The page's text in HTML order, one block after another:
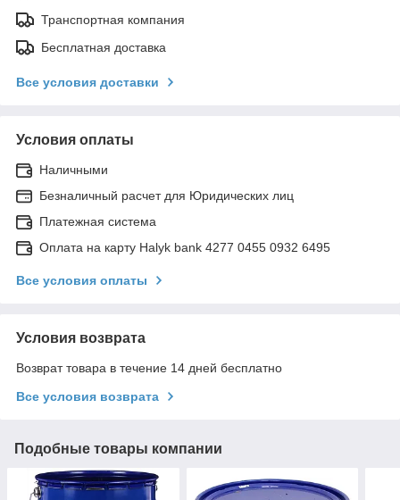
Транспортная компания
Бесплатная доставка
Все условия доставки
Условия оплаты
Наличными
Безналичный расчет для Юридических лиц
Платежная система
Оплата на карту Halyk bank 4277 0455 0932 6495
Все условия оплаты
Условия возврата
Возврат товара в течение 14 дней бесплатно
Все условия возврата
Подобные товары компании